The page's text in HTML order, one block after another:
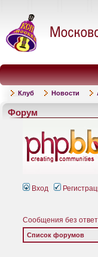
Клуб Новости
Форум
Вход
Сообщения без
Список форумов